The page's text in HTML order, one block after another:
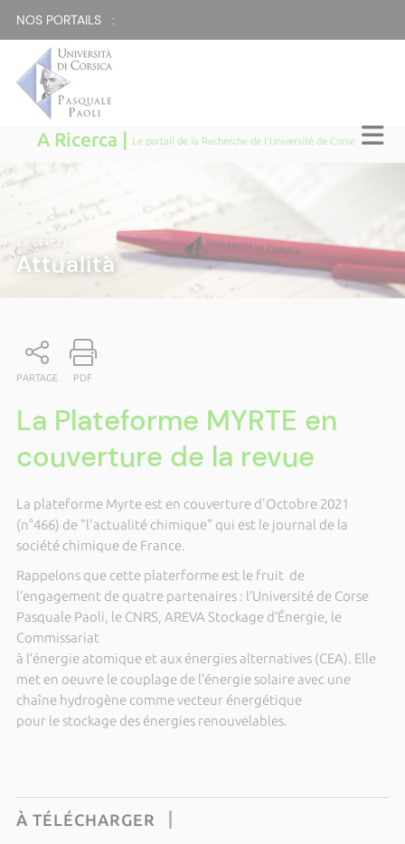
NOS PORTAILS :
A Ricerca | Le portail de la Recherche de l'Université de Corse
A RICERCA
Attualità
PARTAGE PDF
La Plateforme MYRTE en
couverture de la revue
La plateforme Myrte est en couverture d'Octobre 2021
(n°466) de "l'actualité chimique" qui est le journal de la
société chimique de France.
Rappelons que cette platerforme est le fruit de
l’engagement de quatre partenaires : l’Université de Corse
Pasquale Paoli, le CNRS, AREVA Stockage d’Énergie, le
Commissariat
à l’énergie atomique et aux énergies alternatives (CEA). Elle
met en oeuvre le couplage de l’énergie solaire avec une
chaîne hydrogène comme vecteur énergétique
pour le stockage des énergies renouvelables.
À TÉLÉCHARGER